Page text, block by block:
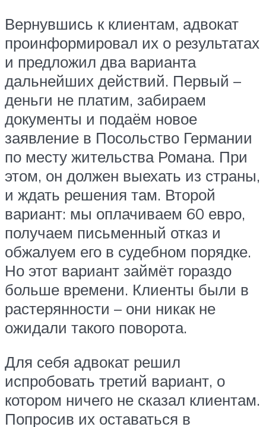
Вернувшись к клиентам, адвокат
проинформировал их о результатах
и предложил два варианта
дальнейших действий. Первый –
деньги не платим, забираем
документы и подаём новое
заявление в Посольство Германии
по месту жительства Романа. При
этом, он должен выехать из страны,
и ждать решения там. Второй
вариант: мы оплачиваем 60 евро,
получаем письменный отказ и
обжалуем его в судебном порядке.
Но этот вариант займёт гораздо
больше времени. Клиенты были в
растерянности – они никак не
ожидали такого поворота.
Для себя адвокат решил
испробовать третий вариант, о
котором ничего не сказал клиентам.
Попросив их оставаться в